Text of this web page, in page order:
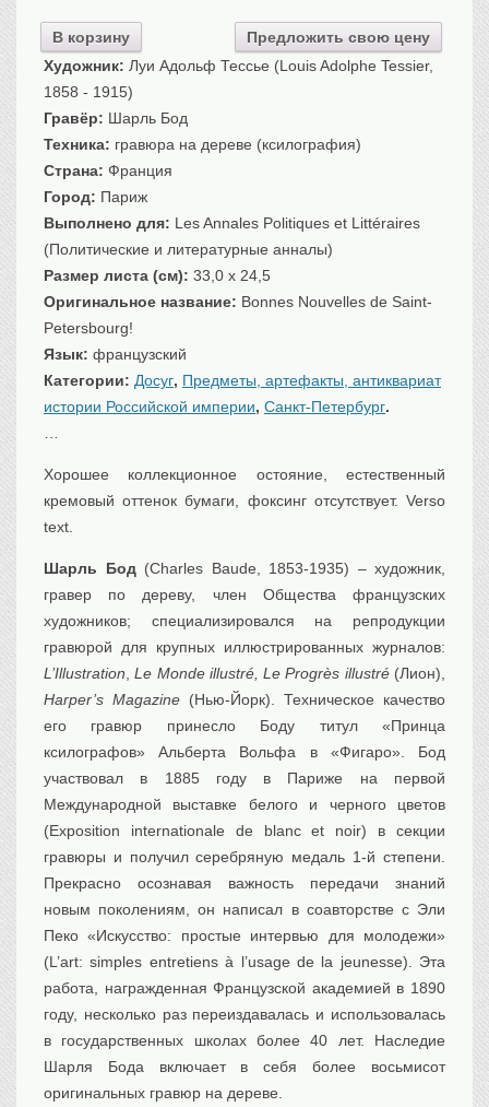
Ценные бумаги
История моды. Униформа
Гражданская мода
Униформа
Охота. Флора. Фауна
Фауна
Флора
Охота
Рыбы, рыбалка
Техника, транспорт,
Архитектура
Техника
Транспорт
Букинистика
Медицина
Оружие, военная атрибутика
Досуг
В корзину Предложить свою цену
Художник: Луи Адольф Тессье (Louis Adolphe Tessier,
1858 - 1915)
Гравёр: Шарль Бод
Техника: гравюра на дереве (ксилография)
Страна: Франция
Город: Париж
Выполнено для: Les Annales Politiques et Littéraires
(Политические и литературные анналы)
Размер листа (см): 33,0 x 24,5
Оригинальное название: Bonnes Nouvelles de Saint-
Petersbourg!
Язык: французский
Категории: Досуг, Предметы, артефакты, антиквариат
истории Российской империи, Санкт-Петербург.
Хорошее коллекционное остояние, естественный
кремовый оттенок бумаги, фоксинг отсутствует. Verso
text.
Шарль Бод(Charles Baude, 1853-1935) – художник,
гравер по дереву, член Общества французских
художников; специализировался на репродукции
гравюрой для крупных иллюстрированных журналов:
L’Illustration ,Le Monde illustré, Le Progrès illustré(Лион),
Harper’s Magazine (Нью-Йорк). Техническое качество
его гравюр принесло Боду титул «Принца
ксилографов» Альберта Вольфа в «Фигаро». Бод
участвовал в 1885 году в Париже на первой
Международной выставке белого и черного цветов
(Exposition internationale de blanc et noir) в секции
гравюры и получил серебряную медаль 1-й степени.
Прекрасно осознавая важность передачи знаний
новым поколениям, он написал в соавторстве с Эли
Пеко «Искусство: простые интервью для молодежи»
(L’art: simples entretiens à l’usage de la jeunesse). Эта
работа, награжденная Французской академией в 1890
году, несколько раз переиздавалась и использовалась
в государственных школах более 40 лет. Наследие
Шарля Бода включает в себя более восьмисот
оригинальных гравюр на дереве.